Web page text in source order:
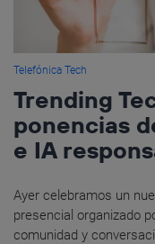
Telefónica Tech
Trending
ponencias
e IA
Ayer celebramos un
presencial organizado
comunidad y